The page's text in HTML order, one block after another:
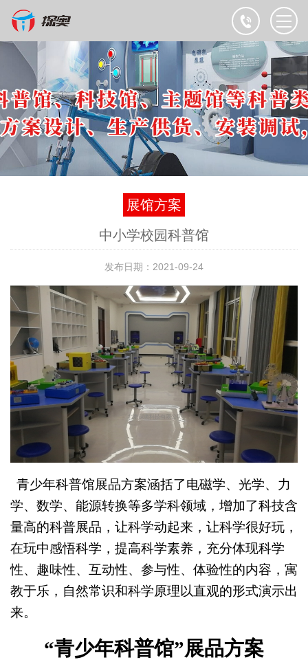
展馆方案
中小学校园科普馆
发布日期：2021-09-24
青少年科普馆展品方案涵括了电磁学、光学、力
学、数学、能源转换等多学科领域，增加了科技含
量高的科普展品，让科学动起来，让科学很好玩，
在玩中感悟科学，提高科学素养，充分体现科学
性、趣味性、互动性、参与性、体验性的内容，寓
教于乐，自然常识和科学原理以直观的形式演示出
来。
“青少年科普馆”展品方案